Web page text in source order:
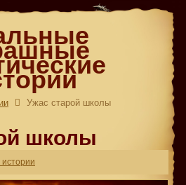
Ужас старой школы
школы
истории